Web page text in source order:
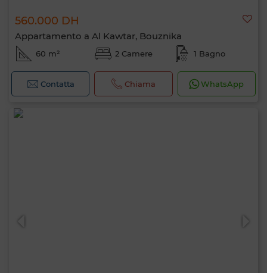
560.000 DH
Appartamento a Al Kawtar, Bouznika
60 m² 2 Camere 1 Bagno
Contatta Chiama WhatsApp